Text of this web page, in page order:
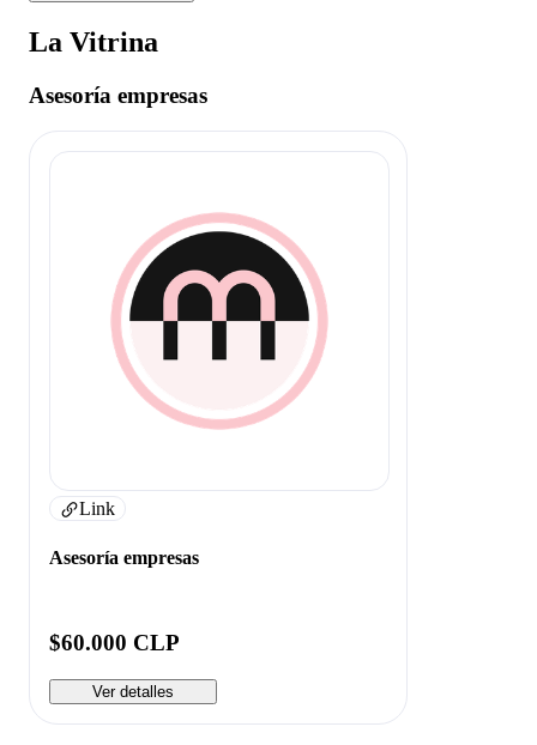
La Vitrina
Asesoría empresas
Link
Asesoría empresas
$60.000 CLP
Ver detalles